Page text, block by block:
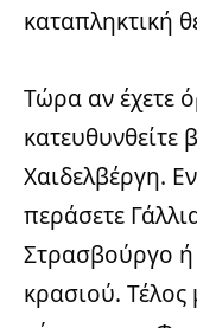
καταπληκτική
Τώρα αν έχετε
Χαιδελβέργη.
περάσετε
Στρασβούργο ή
κρασιού. Τέλος